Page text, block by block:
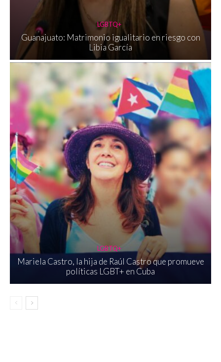
LGBTQ+
Guanajuato: Matrimonio igualitario en riesgo con
Libia García
LGBTQ+
Mariela Castro, la hija de Raúl Castro que promueve
políticas LGBT+ en Cuba